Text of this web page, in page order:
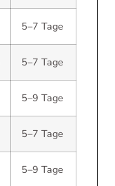
5–7 Tage
5–7 Tage
5–9 Tage
5–7 Tage
5–9 Tage